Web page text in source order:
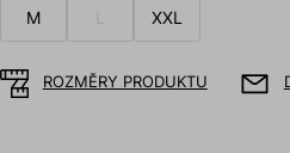
M XXL
ROZMĚRY PRODUKTU